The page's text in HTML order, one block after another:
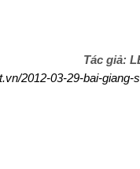
Tác giả:
2012-03-29-bai-